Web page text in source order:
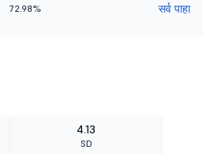
72.98% सर्व पाहा
4.13
SD